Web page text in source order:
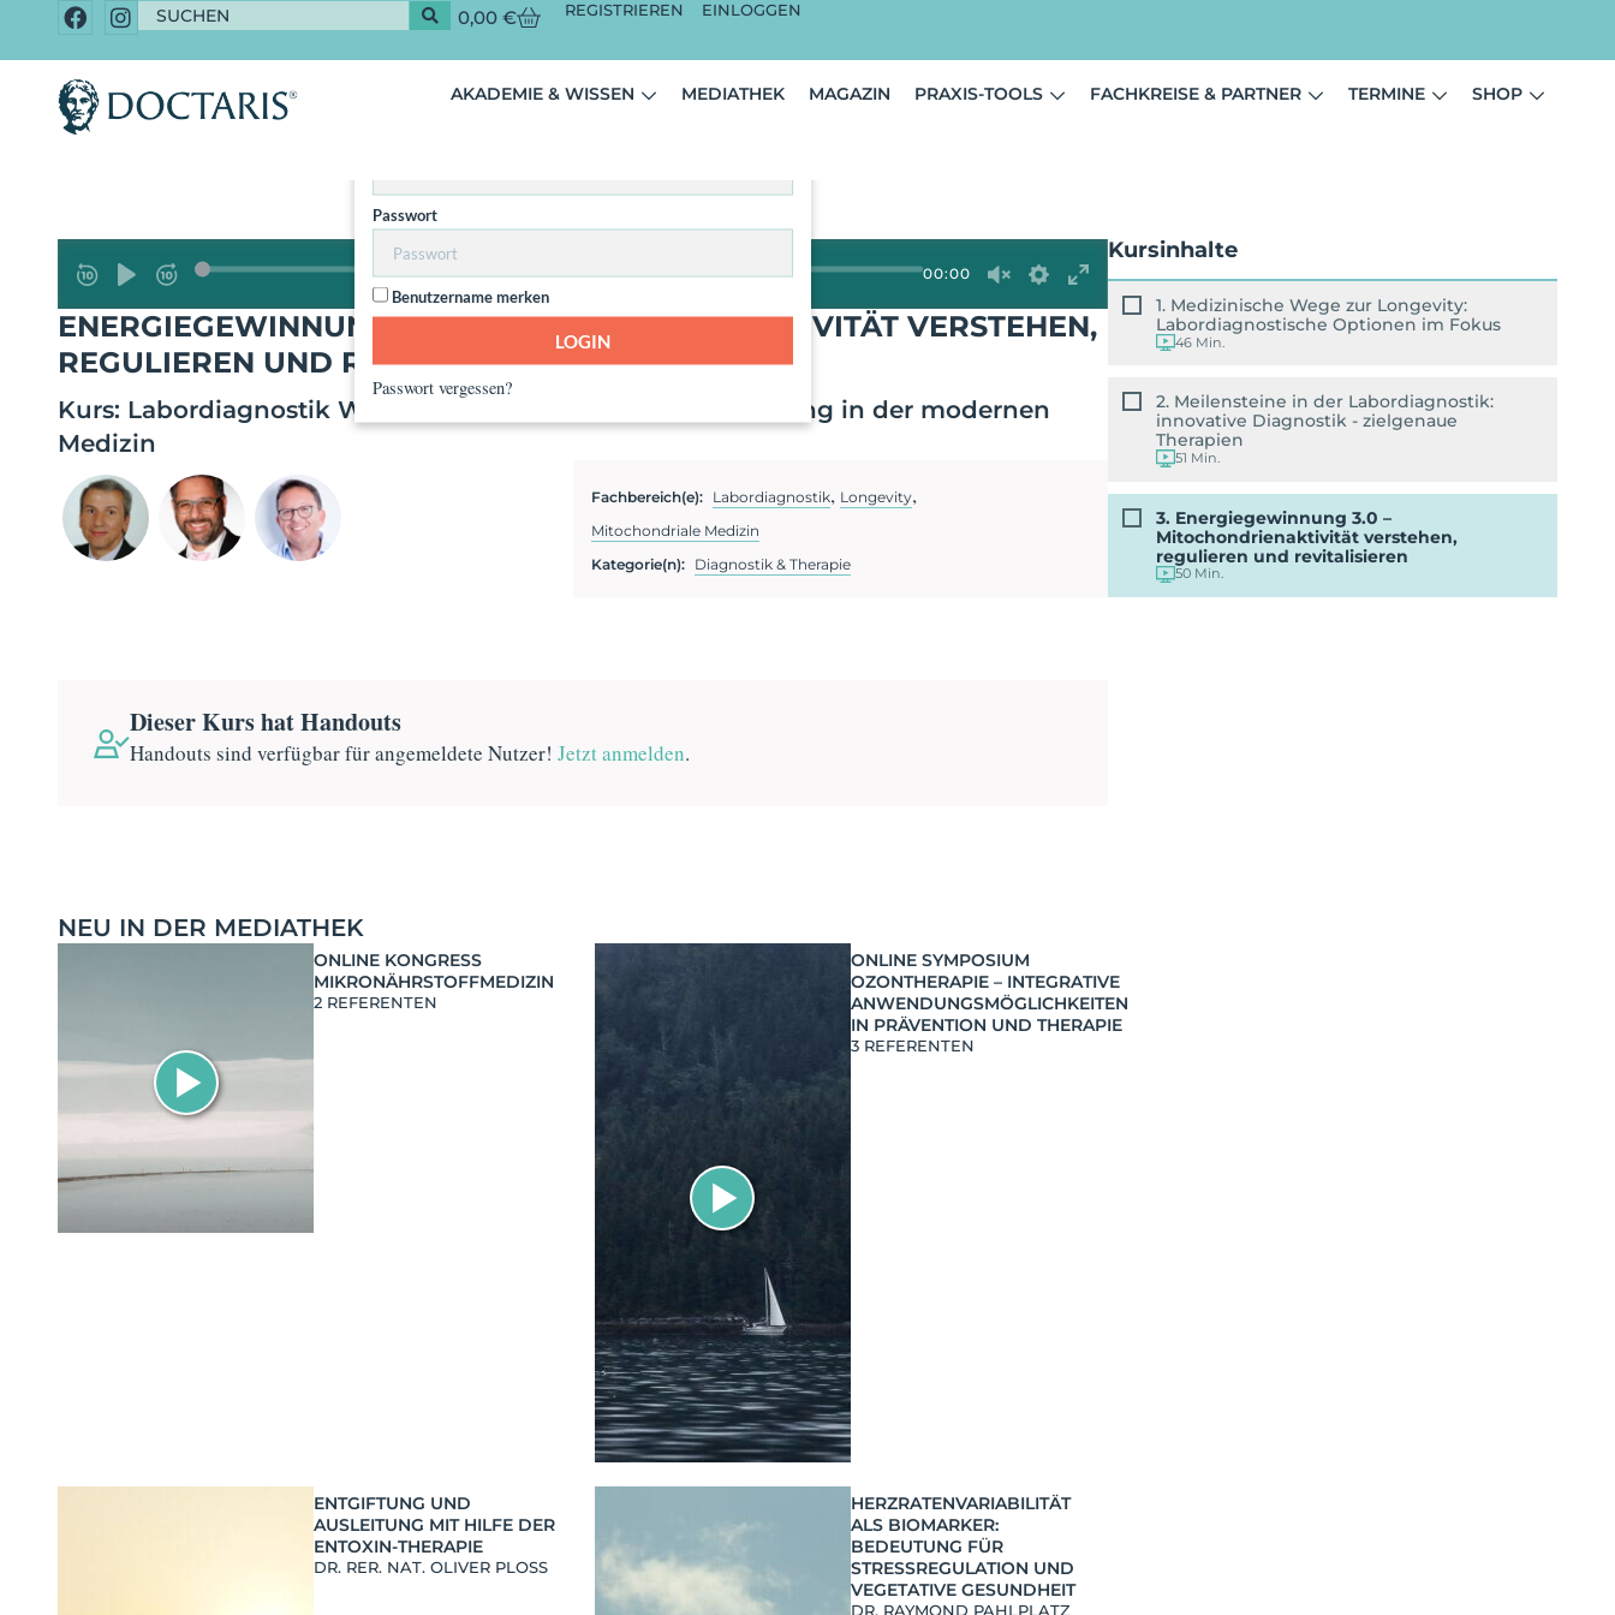
0,00€ REGISTRIEREN EINLOGGEN
AKADEMIE & WISSEN MEDIATHEK MAGAZIN PRAXIS-TOOLS FACHKREISE & PARTNER TERMINE SHOP
00:00
Dieser Inhalt ist nur für angemeldete
Nutzer sichtbar.
Passwort
Benutzername merken
LOGIN
Passwort vergessen?
ENERGIEGEWINNUNG 3.0 – MITOCHONDRIENAKTIVITÄT VERSTEHEN,
REGULIEREN UND REVITALISIEREN
Kurs: Labordiagnostik Wandel: Präzision und Personalisierung in der modernen
Medizin
Fachbereich(e): Labordiagnostik, Longevity,
Mitochondriale Medizin
Kategorie(n): Diagnostik & Therapie
Dieser Kurs hat Handouts
Handouts sind verfügbar für angemeldete Nutzer!Jetzt anmelden.
NEU IN DER MEDIATHEK
ONLINE KONGRESS
MIKRONÄHRSTOFFMEDIZIN
2 REFERENTEN
ONLINE SYMPOSIUM
OZONTHERAPIE – INTEGRATIVE
ANWENDUNGSMÖGLICHKEITEN
IN PRÄVENTION UND THERAPIE
3 REFERENTEN
ENTGIFTUNG UND
AUSLEITUNG MIT HILFE DER
ENTOXIN-THERAPIE
DR. RER. NAT. OLIVER PLOSS
HERZRATENVARIABILITÄT
ALS BIOMARKER:
BEDEUTUNG FÜR
STRESSREGULATION UND
VEGETATIVE GESUNDHEIT
DR. RAYMOND PAHLPLATZ
Kursinhalte
1. Medizinische Wege zur Longevity:
Labordiagnostische Optionen im Fokus
46 Min.
2. Meilensteine in der Labordiagnostik:
innovative Diagnostik - zielgenaue
Therapien
51 Min.
3. Energiegewinnung 3.0 –
Mitochondrienaktivität verstehen,
regulieren und revitalisieren
50 Min.